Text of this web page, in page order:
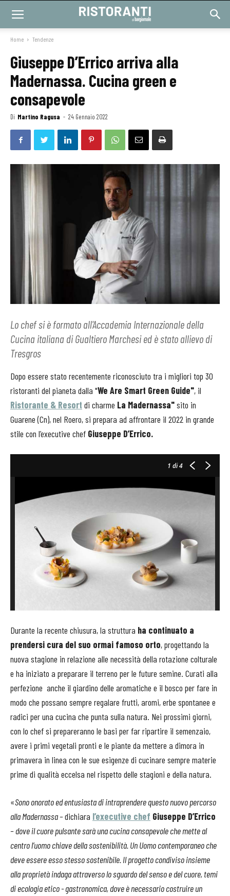
Home Tendenze
Giuseppe D’Errico arriva alla
Madernassa. Cucina green e
consapevole
Di Martino Ragusa - 24 Gennaio 2022
Lo chef si è formato all'Accademia Internazionale della
Cucina italiana di Gualtiero Marchesi ed è stato allievo di
Tresgros
Dopo essere stato recentemente riconosciuto tra i migliori top 30
ristoranti del pianeta dalla "We Are Smart Green Guide", il
Ristorante & Resort di charme La Madernassa"sito in
Guarene (Cn), nel Roero, si prepara ad affrontare il 2022 in grande
stile con l’executive chef Giuseppe D’Errico.
1 di 4
Durante la recente chiusura, la struttura ha continuato a
prendersi cura del suo ormai famoso orto, progettando la
nuova stagione in relazione alle necessità della rotazione colturale
e ha iniziato a preparare il terreno per le future semine. Curati alla
perfezione anche il giardino delle aromatiche e il bosco per fare in
modo che possano sempre regalare frutti, aromi, erbe spontanee e
radici per una cucina che punta sulla natura. Nei prossimi giorni,
con lo chef si prepareranno le basi per far ripartire il semenzaio,
avere i primi vegetali pronti e le piante da mettere a dimora in
primavera in linea con le sue esigenze di cucinare sempre materie
prime di qualità eccelsa nel rispetto delle stagioni e della natura.
«Sono onorato ed entusiasta di intraprendere questo nuovo percorso
alla Madernassa –dichiara l’executive chef Giuseppe D’Errico
– dove il cuore pulsante sarà una cucinaconsapevole che mette al
centro l’uomo chiave della sostenibilità. Un Uomo contemporaneo che
deve essere esso stesso sostenibile. Il progetto condiviso insieme
alla proprietà indaga attraverso lo sguardo del senso e del cuore, temi
di ecologia etico - gastronomica, dove è necessario costruire un